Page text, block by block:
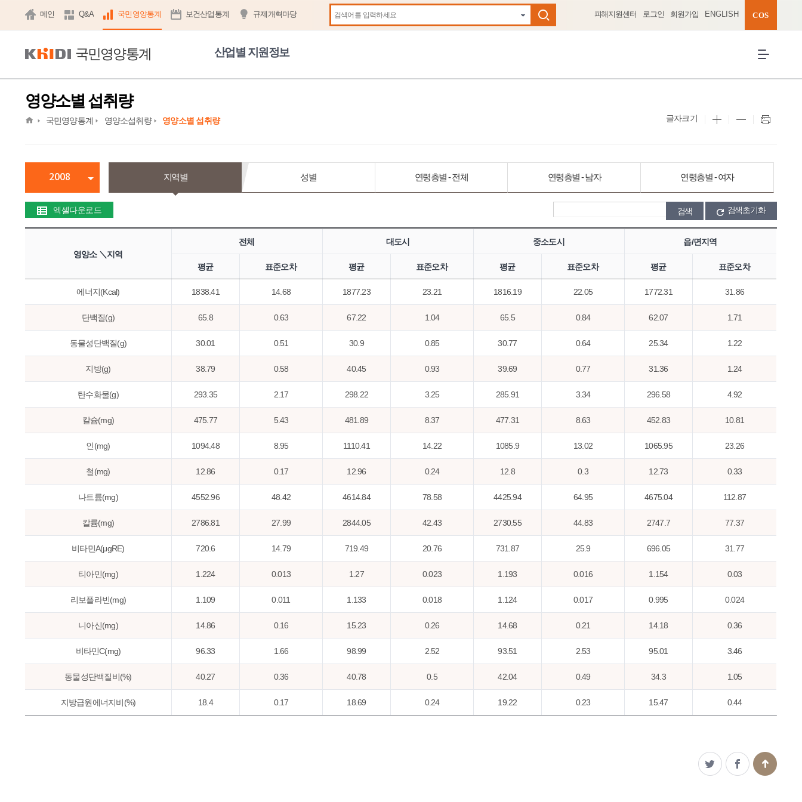
메인 Q&A 국민영양통계 보건산업통계 규제개혁마당
자동완성 펼치기
검색
피해지원센터 로그인 회원가입 ENGLISH COS
국민영양통계 산업별 지원정보
영양소별 섭취량
home국민영양통계 영양소섭취량 영양소별 섭취량 글자크기
2008 지역별 성별 연령층별 - 전체 연령층별 - 남자 연령층별 - 여자
엑셀다운로드 검색초기화
영양소 ＼지역
전체 대도시 중소도시 읍/면지역
평균 표준오차 평균 표준오차 평균 표준오차 평균 표준오차
에너지(Kcal) 1838.41 14.68 1877.23 23.21 1816.19 22.05 1772.31 31.86
단백질(g) 65.8 0.63 67.22 1.04 65.5 0.84 62.07 1.71
동물성단백질(g) 30.01 0.51 30.9 0.85 30.77 0.64 25.34 1.22
지방(g) 38.79 0.58 40.45 0.93 39.69 0.77 31.36 1.24
탄수화물(g) 293.35 2.17 298.22 3.25 285.91 3.34 296.58 4.92
칼슘(mg) 475.77 5.43 481.89 8.37 477.31 8.63 452.83 10.81
인(mg) 1094.48 8.95 1110.41 14.22 1085.9 13.02 1065.95 23.26
철(mg) 12.86 0.17 12.96 0.24 12.8 0.3 12.73 0.33
나트륨(mg) 4552.96 48.42 4614.84 78.58 4425.94 64.95 4675.04 112.87
칼륨(mg) 2786.81 27.99 2844.05 42.43 2730.55 44.83 2747.7 77.37
비타민A(μgRE) 720.6 14.79 719.49 20.76 731.87 25.9 696.05 31.77
티아민(mg) 1.224 0.013 1.27 0.023 1.193 0.016 1.154 0.03
리보플라빈(mg) 1.109 0.011 1.133 0.018 1.124 0.017 0.995 0.024
니아신(mg) 14.86 0.16 15.23 0.26 14.68 0.21 14.18 0.36
비타민C(mg) 96.33 1.66 98.99 2.52 93.51 2.53 95.01 3.46
동물성단백질비(%) 40.27 0.36 40.78 0.5 42.04 0.49 34.3 1.05
지방급원에너지비(%) 18.4 0.17 18.69 0.24 19.22 0.23 15.47 0.44